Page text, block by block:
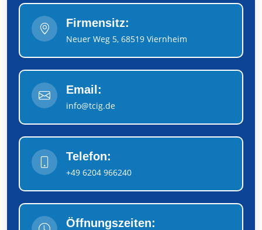
Firmensitz:
Neuer Weg 5, 68519 Viernheim
Email:
info@tcig.de
Telefon:
+49 6204 966240
Öffnungszeiten: